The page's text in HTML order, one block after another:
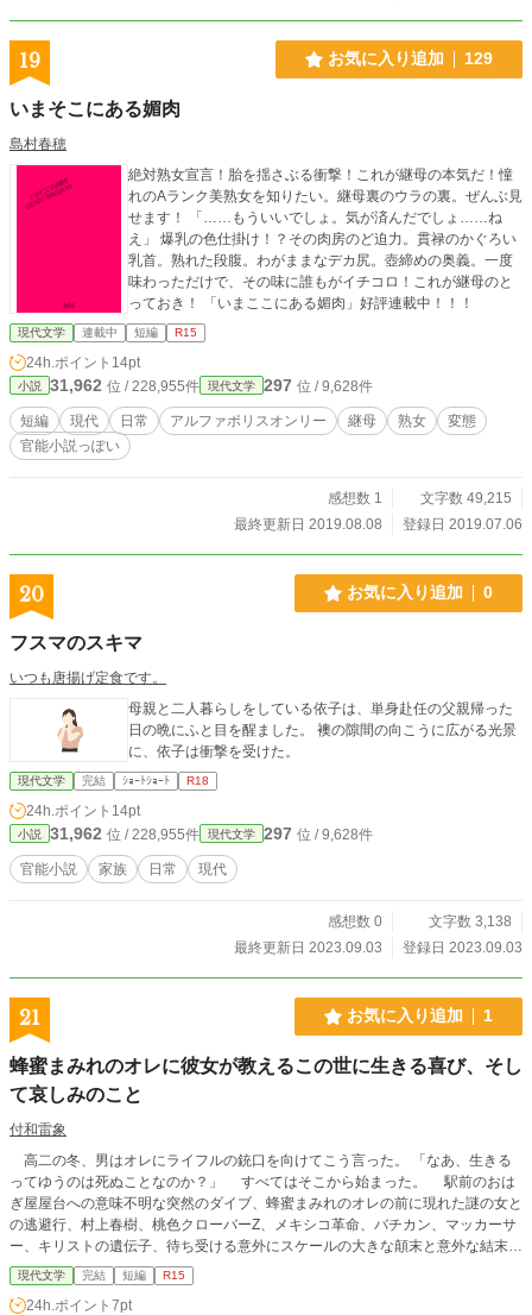
19 お気に入り追加 129
いまそこにある媚肉
島村春穂
絶対熟女宣言！胎を揺さぶる衝撃！これが継母の本気だ！憧
れのAランク美熟女を知りたい。継母裏のウラの裏。ぜんぶ見
せます！ 「……もういいでしょ。気が済んだでしょ……ね
え」 爆乳の色仕掛け！？その肉房のど迫力。貫禄のかぐろい
乳首。熟れた段腹。わがままなデカ尻。壺締めの奥義。一度
味わっただけで、その味に誰もがイチコロ！これが継母のと
っておき！ 「いまここにある媚肉」好評連載中！！！
現代文学 連載中 短編 R15
24h.ポイント 14pt
小説 31,962 位 / 228,955件 現代文学 297 位 / 9,628件
短編 現代 日常 アルファポリスオンリー 継母 熟女
変態
官能小説っぽい
感想数 1
文字数 49,215
最終更新日 2019.08.08
登録日 2019.07.06
20 お気に入り追加 0
フスマのスキマ
いつも唐揚げ定食です。
母親と二人暮らしをしている依子は、単身赴任の父親帰った
日の晩にふと目を醒ました。 襖の隙間の向こうに広がる光景
に、依子は衝撃を受けた。
現代文学 完結 ｼｮｰﾄｼｮｰﾄ R18
24h.ポイント 14pt
小説 31,962 位 / 228,955件 現代文学 297 位 / 9,628件
官能小説 家族 日常 現代
感想数 0
文字数 3,138
最終更新日 2023.09.03
登録日 2023.09.03
21 お気に入り追加 1
蜂蜜まみれのオレに彼女が教えるこの世に生きる喜び、そし
て哀しみのこと
付和雷象
高二の冬、男はオレにライフルの銃口を向けてこう言った。 「なあ、生きる
ってゆうのは死ぬことなのか？」 すべてはそこから始まった。 駅前のおは
ぎ屋屋台への意味不明な突然のダイブ、蜂蜜まみれのオレの前に現れた謎の女と
の逃避行、村上春樹、桃色クローバーZ、メキシコ革命、バチカン、マッカーサ
ー、キリストの遺伝子、待ち受ける意外にスケールの大きな顛末と意外な結末と
は。 スラップスティックに疾走する青春恋愛ハードコア暴力小説が紡ぐ、真
実の命の物語り。
現代文学 完結 短編 R15
24h.ポイント 7pt